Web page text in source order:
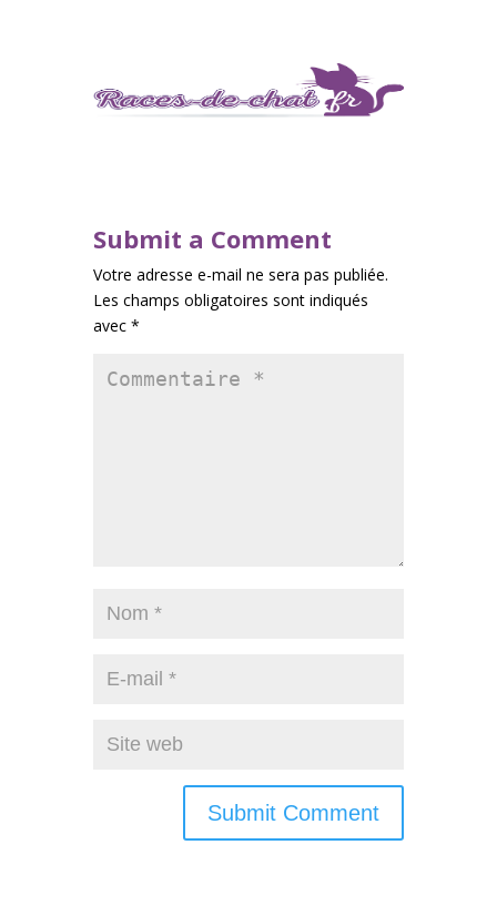
Submit a Comment
Votre adresse e-mail ne sera pas publiée.
Les champs obligatoires sont indiqués
avec *